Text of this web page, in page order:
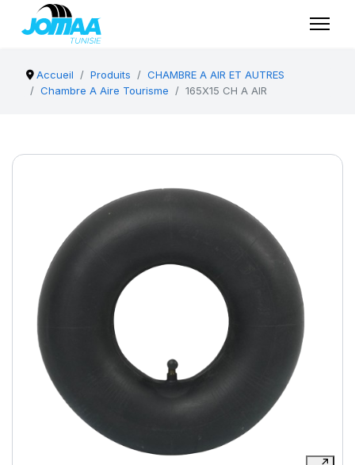
Accueil Produits
CHAMBRE A AIR ET AUTRES
Chambre A Aire Tourisme
165X15 CH A AIR